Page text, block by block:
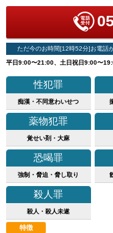
ただ今のお時間[12時52分]お電話
平日9:00〜21:00、土日祝日9:00〜
性犯罪
痴漢・不同意わいせつ
薬物犯罪
覚せい剤・大麻
恐喝罪
強制・脅迫・脅し取り
殺人罪
殺人・殺人未遂
特徴